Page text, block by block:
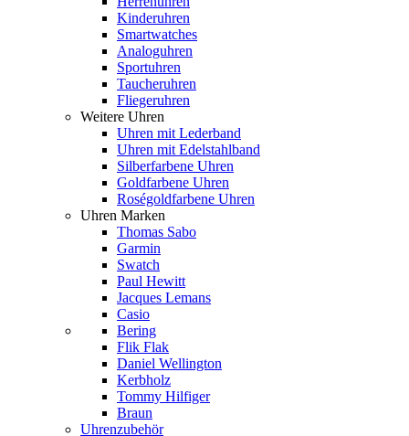
Kinderuhren
Smartwatches
Analoguhren
Sportuhren
Taucheruhren
Fliegeruhren
Weitere Uhren
Uhren mit Lederband
Uhren mit Edelstahlband
Silberfarbene Uhren
Goldfarbene Uhren
Roségoldfarbene Uhren
Uhren Marken
Thomas Sabo
Garmin
Swatch
Paul Hewitt
Jacques Lemans
Casio
Bering
Flik Flak
Daniel Wellington
Kerbholz
Tommy Hilfiger
Braun
Uhrenzubehör